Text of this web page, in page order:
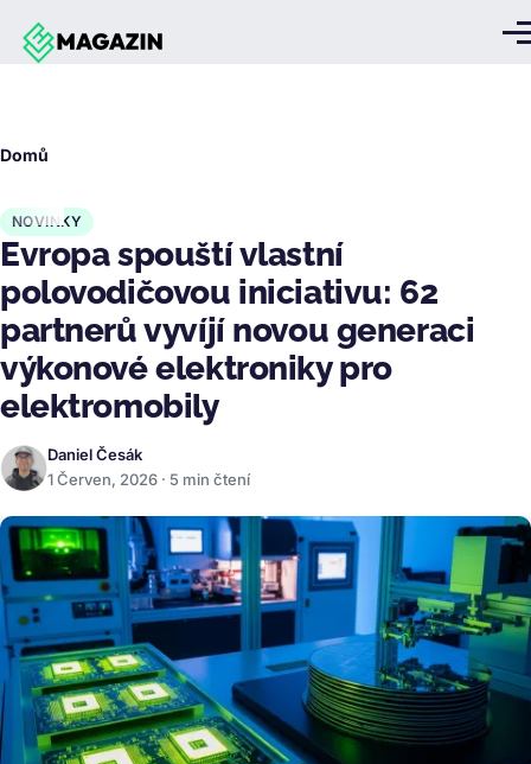
Přejít k hlavnímu obsahu
Domů
NOVINKY
Evropa spouští vlastní
polovodičovou iniciativu: 62
partnerů vyvíjí novou generaci
výkonové elektroniky pro
elektromobily
Daniel Česák
1 Červen, 2026 · 5 min čtení